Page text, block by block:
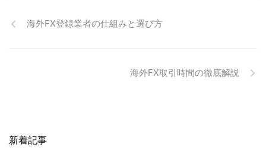
海外FX登録業者の仕組みと選び方
海外FX取引時間の徹底解説
新着記事